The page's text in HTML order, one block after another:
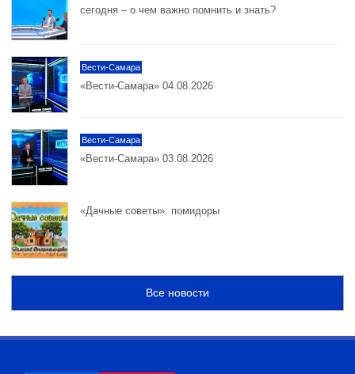
сегодня – о чем важно помнить и знать?
Вести-Самара
«Вести-Самара» 04.08.2026
Вести-Самара
«Вести-Самара» 03.08.2026
«Дачные советы»: помидоры
Все новости